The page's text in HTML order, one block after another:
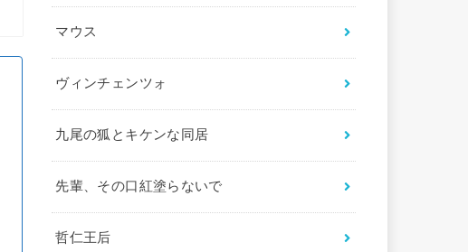
マウス
ヴィンチェンツォ
九尾の狐とキケンな同居
先輩、その口紅塗らないで
哲仁王后